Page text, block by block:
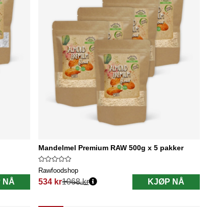
NÅ
Mandelmel Premium RAW 500g x 5 pakker
Rawfoodshop
534 kr
Vanlig pris:
1068 kr KJØP NÅ